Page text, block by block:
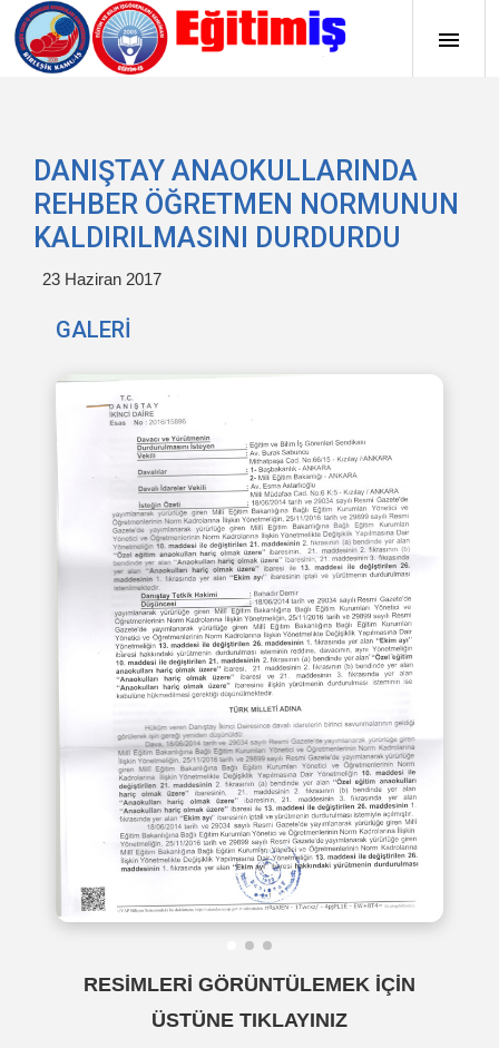
DANIŞTAY ANAOKULLARINDA
REHBER ÖĞRETMEN NORMUNUN
KALDIRILMASINI DURDURDU
23 Haziran 2017
GALERİ
RESİMLERİ GÖRÜNTÜLEMEK İÇİN
ÜSTÜNE TIKLAYINIZ